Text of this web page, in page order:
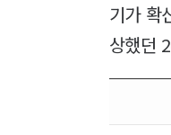
기가 확
상했던